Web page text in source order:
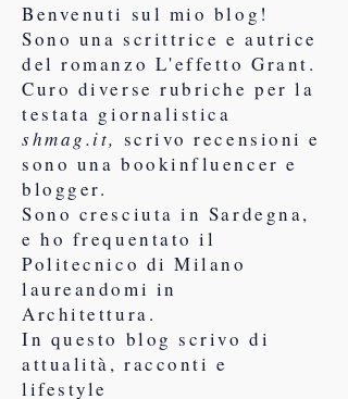
Benvenuti sul mio blog!
Sono una scrittrice e autrice
del romanzo L'effetto Grant.
Curo diverse rubriche per la
testata giornalistica
shmag.it, scrivo recensioni e
sono una bookinfluencer e
blogger.
Sono cresciuta in Sardegna,
e ho frequentato il
Politecnico di Milano
laureandomi in
Architettura.
In questo blog scrivo di
attualità, racconti e
lifestyle